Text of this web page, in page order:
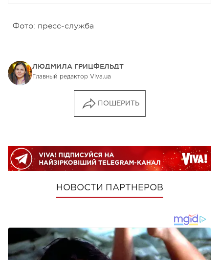
Фото: пресс-служба
ЛЮДМИЛА ГРИЦФЕЛЬДТ
Главный редактор Viva.ua
ПОШЕРИТЬ
НОВОСТИ ПАРТНЕРОВ